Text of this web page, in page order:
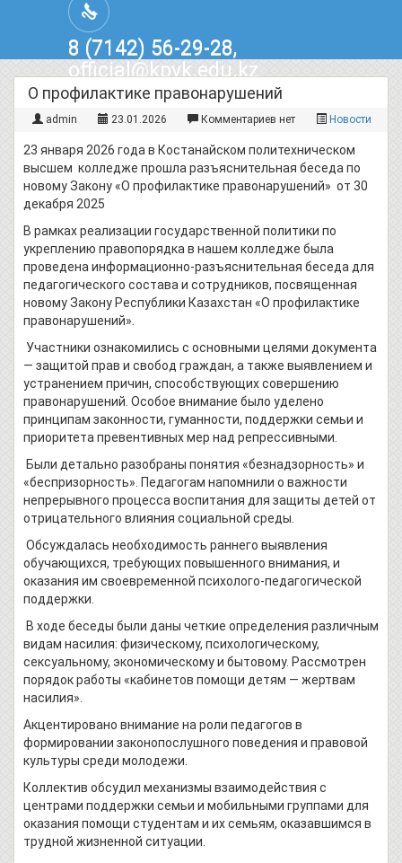
8 (7142) 56-29-28,
official@kpvk.edu.kz
г.Костанай, Проспект Кобыланды
Батыра, 3
О профилактике правонарушений
admin 23.01.2026 Комментариев нет Новости
23 января 2026 года в Костанайском политехническом
высшем колледже прошла разъяснительная беседа по
новому Закону «О профилактике правонарушений» от 30
декабря 2025
В рамках реализации государственной политики по
укреплению правопорядка в нашем колледже была
проведена информационно-разъяснительная беседа для
педагогического состава и сотрудников, посвященная
новому Закону Республики Казахстан «О профилактике
правонарушений».
Участники ознакомились с основными целями документа
— защитой прав и свобод граждан, а также выявлением и
устранением причин, способствующих совершению
правонарушений. Особое внимание было уделено
принципам законности, гуманности, поддержки семьи и
приоритета превентивных мер над репрессивными.
Были детально разобраны понятия «безнадзорность» и
«беспризорность». Педагогам напомнили о важности
непрерывного процесса воспитания для защиты детей от
отрицательного влияния социальной среды.
Обсуждалась необходимость раннего выявления
обучающихся, требующих повышенного внимания, и
оказания им своевременной психолого-педагогической
поддержки.
В ходе беседы были даны четкие определения различным
видам насилия: физическому, психологическому,
сексуальному, экономическому и бытовому. Рассмотрен
порядок работы «кабинетов помощи детям — жертвам
насилия».
Акцентировано внимание на роли педагогов в
формировании законопослушного поведения и правовой
культуры среди молодежи.
Коллектив обсудил механизмы взаимодействия с
центрами поддержки семьи и мобильными группами для
оказания помощи студентам и их семьям, оказавшимся в
трудной жизненной ситуации.